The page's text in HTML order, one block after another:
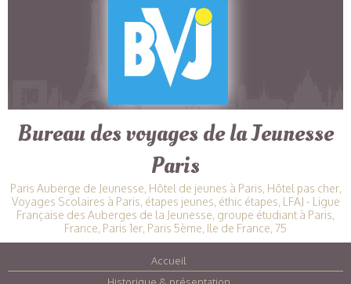
Bureau des voyages de la Jeunesse
Paris
Paris Auberge de Jeunesse, Hôtel de jeunes à Paris, Hôtel pas cher,
Voyages Scolaires à Paris, étapes jeunes, éthic étapes, LFAJ - Ligue
Française des Auberges de la Jeunesse, groupe étudiant à Paris,
France, Paris 1er, Paris 5ème, Ile de France, 75
Accueil